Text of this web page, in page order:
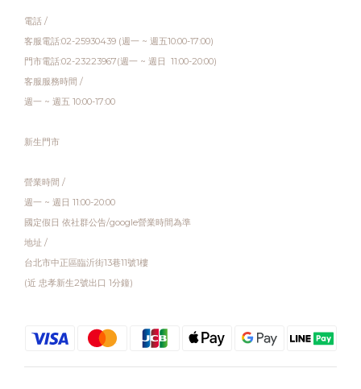
電話 /
客服電話:02-25930439 (週一 ~ 週五10:00-17:00)
門市電話:02-23223967(週一 ~ 週日 11:00-20:00)
客服服務時間 /
週一 ~ 週五 10:00-17:00
新生門市
營業時間 /
週一 ~ 週日 11:00-20:00
國定假日 依社群公告/google營業時間為準
地址 /
台北市中正區臨沂街13巷11號1樓
(近 忠孝新生2號出口 1分鐘)